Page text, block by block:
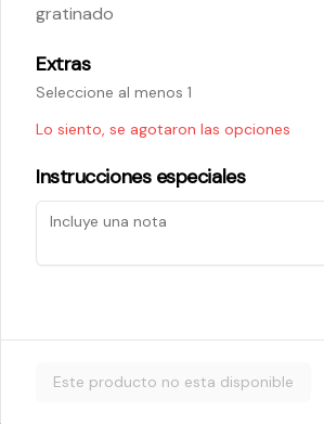
$5.200
$5.800
gratinado
Extras
Seleccione al menos 1
Lo siento, se agotaron las opciones
Instrucciones especiales
Este producto no esta disponible